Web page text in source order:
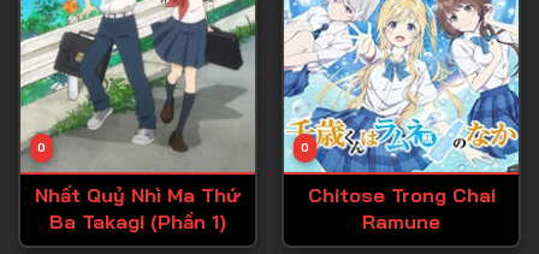
0
Nhất Quỷ Nhì Ma Thứ
Ba Takagi (Phần 1)
0
Chitose Trong Chai
Ramune